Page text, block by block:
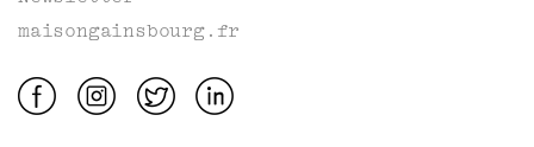
maisongainsbourg.fr